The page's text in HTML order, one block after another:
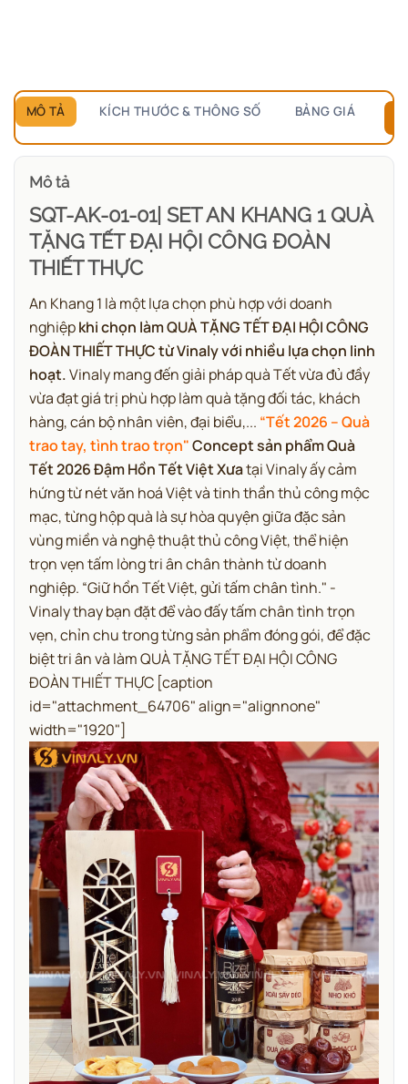
MÔ TẢ KÍCH THƯỚC & THÔNG SỐ BẢNG GIÁ
Mô tả
SQT-AK-01-01| SET AN KHANG 1 QUÀ
TẶNG TẾT ĐẠI HỘI CÔNG ĐOÀN
THIẾT THỰC
An Khang 1 là một lựa chọn phù hợp với doanh
nghiệpkhi chọn làm QUÀ TẶNG TẾT ĐẠI HỘI CÔNG
ĐOÀN THIẾT THỰC từ Vinaly với nhiều lựa chọn linh
hoạt.Vinaly mang đến giải pháp quà Tết vừa đủ đầy
vừa đạt giá trị phù hợp làm quà tặng đối tác, khách
hàng, cán bộ nhân viên, đại biểu,... “Tết 2026 – Quà
trao tay, tình trao trọn"Concept sản phẩm Quà
Tết 2026 Đậm Hồn Tết Việt Xưatại Vinaly ấy cảm
hứng từ nét văn hoá Việt và tinh thần thủ công mộc
mạc, từng hộp quà là sự hòa quyện giữa đặc sản
vùng miền và nghệ thuật thủ công Việt, thể hiện
trọn vẹn tấm lòng tri ân chân thành từ doanh
nghiệp. “Giữ hồn Tết Việt, gửi tấm chân tình." -
Vinaly thay bạn đặt để vào đấy tấm chân tình trọn
vẹn, chỉn chu trong từng sản phẩm đóng gói, để đặc
biệt tri ân và làm QUÀ TẶNG TẾT ĐẠI HỘI CÔNG
ĐOÀN THIẾT THỰC [caption
id="attachment_64706" align="alignnone"
width="1920"]